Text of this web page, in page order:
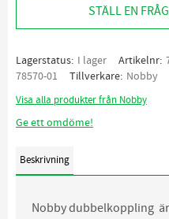
STÄLL EN
Lagerstatus I lager Artikelnr
78570-01
Tillverkare Nobby
Visa alla produkter från Nobby
Ge ett omdöme!
Beskrivning
Nobby dubbelkoppling